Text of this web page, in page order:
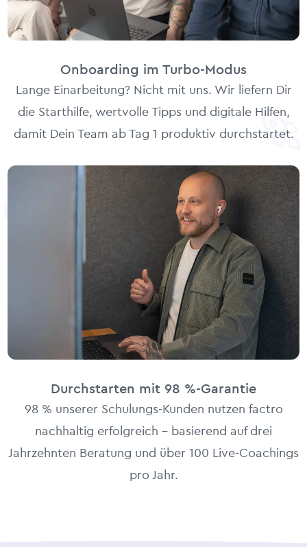
Onboarding im Turbo-Modus
Lange Einarbeitung? Nicht mit uns. Wir liefern Dir
die Starthilfe, wertvolle Tipps und digitale Hilfen,
damit Dein Team ab Tag 1 produktiv durchstartet.
Durchstarten mit 98 %-Garantie
98 % unserer Schulungs-Kunden nutzen factro
nachhaltig erfolgreich – basierend auf drei
Jahrzehnten Beratung und über 100 Live-Coachings
pro Jahr.